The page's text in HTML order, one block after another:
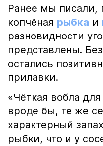
Ранее мы писали,
копчёная рыбка и
разновидности
представлены.
остались
прилавки.
«Чёткая вобла
вроде бы, те же
характерный
рыбки, что и у